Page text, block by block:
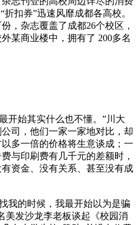
扣券”迅速风靡成都各高校。
，杂志覆盖了成都26个校区，
某商业楼中，拥有了 200多名
开始其实什么也不懂。”川大
司，他们一家一家地对比，却
多一倍的价格将生意谈成；一
与印刷费有几千元的差额时，
资金、没有关系、甚至没有成
我的时候，我最开始以为是骗
美发沙龙李老板谈起《校园消